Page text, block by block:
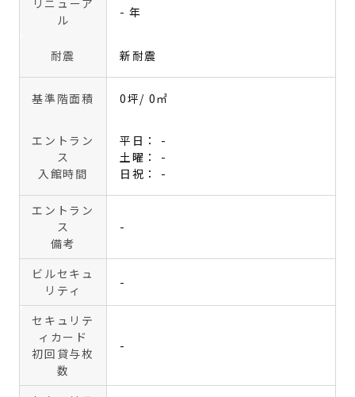
リニューア
ル
- 年
耐震 新耐震
基準階面積 0坪/ 0㎡
エントラン
ス
入館時間
平日： -
土曜： -
日祝： -
エントラン
ス
備考
-
ビルセキュ
リティ
-
セキュリテ
ィカード
初回貸与枚
数
-